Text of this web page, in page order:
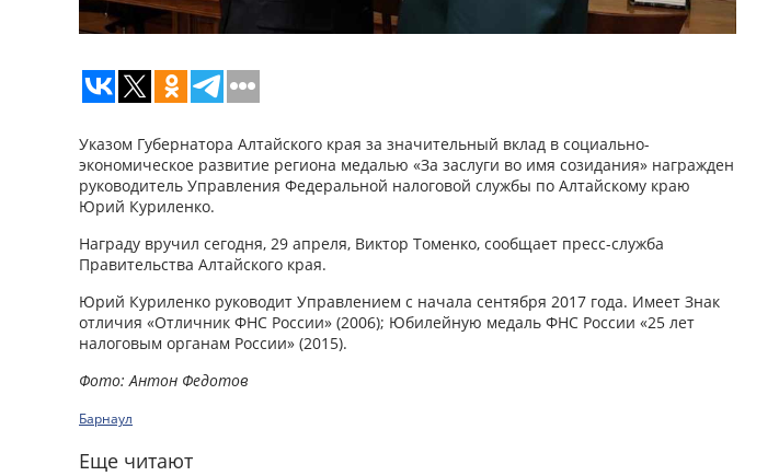
Указом Губернатора Алтайского края за значительный вклад в социально-
экономическое развитие региона медалью «За заслуги во имя созидания» награжден
руководитель Управления Федеральной налоговой службы по Алтайскому краю
Юрий Куриленко.
Награду вручил сегодня, 29 апреля, Виктор Томенко, сообщает пресс-служба
Правительства Алтайского края.
Юрий Куриленко руководит Управлением с начала сентября 2017 года. Имеет Знак
отличия «Отличник ФНС России» (2006); Юбилейную медаль ФНС России «25 лет
налоговым органам России» (2015).
Фото: Антон Федотов
Барнаул
Еще читают